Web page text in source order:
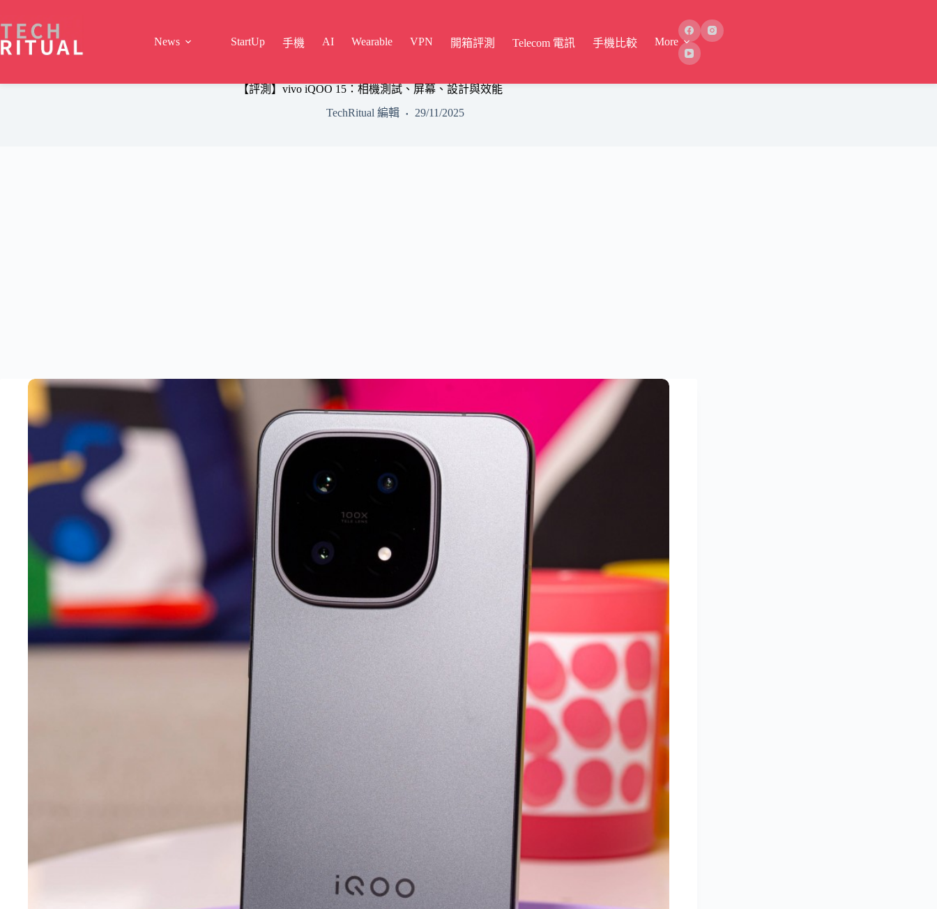
content
News
StartUp 手機 AI Wearable VPN 開箱評測 Telecom 電訊 手機比較 More
【評測】vivo iQOO 15：相機測試、屏幕、設計與效能
TechRitual 編輯
29/11/2025